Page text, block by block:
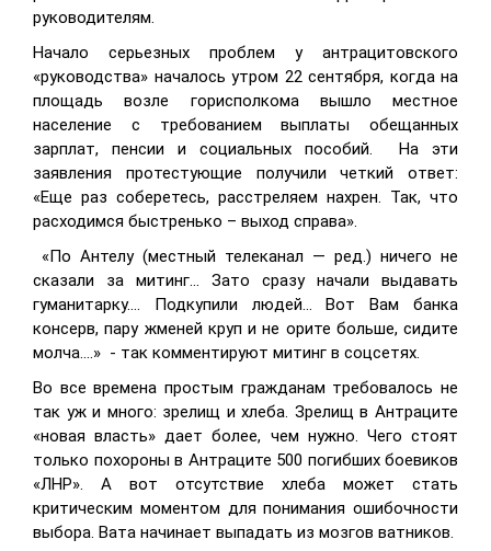
руководителям.
Начало серьезных проблем у антрацитовского
«руководства» началось утром 22 сентября, когда на
площадь возле горисполкома вышло местное
население с требованием выплаты обещанных
зарплат, пенсии и социальных пособий.
На эти
заявления протестующие получили четкий ответ:
«Еще раз соберетесь, расстреляем нахрен. Так, что
расходимся быстренько – выход справа».
«По Антелу (местный телеканал — ред.) ничего не
сказали за митинг… Зато сразу начали выдавать
гуманитарку…. Подкупили людей… Вот Вам банка
консерв, пару жменей круп и не орите больше, сидите
молча….» - так комментируют митинг в соцсетях.
Во все времена простым гражданам требовалось не
так уж и много: зрелищ и хлеба. Зрелищ в Антраците
«новая власть» дает более, чем нужно. Чего стоят
только похороны в Антраците 500 погибших боевиков
«ЛНР». А вот отсутствие хлеба может стать
критическим моментом для понимания ошибочности
выбора. Вата начинает выпадать из мозгов ватников.